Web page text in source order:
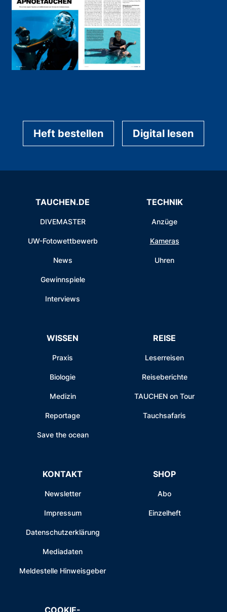
Heft bestellen Digital lesen
TAUCHEN.DE
DIVEMASTER
UW-Fotowettbewerb
News
Gewinnspiele
Interviews
TECHNIK
Anzüge
Kameras
Uhren
WISSEN
Praxis
Biologie
Medizin
Reportage
Save the ocean
REISE
Leserreisen
Reiseberichte
TAUCHEN on Tour
Tauchsafaris
KONTAKT
Newsletter
Impressum
Datenschutzerklärung
Mediadaten
Meldestelle Hinweisgeber
SHOP
Abo
Einzelheft